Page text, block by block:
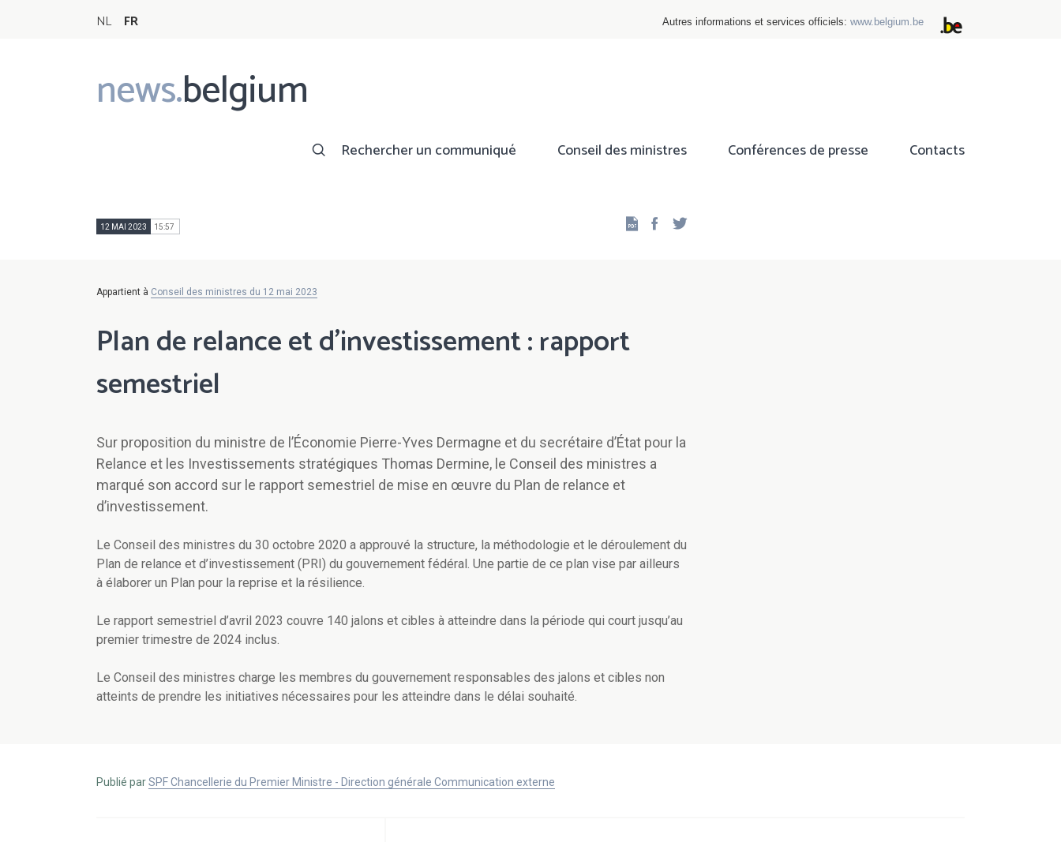
NL FR Autres informations et services officiels: www.belgium.be
news.belgium
Main
navigation
Rechercher un communiqué Conseil des ministres Conférences de presse Contacts
12 MAI 2023 15:57 Facebook
Appartient à Conseil des ministres du 12 mai 2023
Plan de relance et d’investissement : rapport
semestriel
Sur proposition du ministre de l’Économie Pierre-Yves Dermagne et du secrétaire d’État pour la
Relance et les Investissements stratégiques Thomas Dermine, le Conseil des ministres a
marqué son accord sur le rapport semestriel de mise en œuvre du Plan de relance et
d’investissement.
Le Conseil des ministres du 30 octobre 2020 a approuvé la structure, la méthodologie et le déroulement du
Plan de relance et d’investissement (PRI) du gouvernement fédéral. Une partie de ce plan vise par ailleurs
à élaborer un Plan pour la reprise et la résilience.
Le rapport semestriel d’avril 2023 couvre 140 jalons et cibles à atteindre dans la période qui court jusqu’au
premier trimestre de 2024 inclus.
Le Conseil des ministres charge les membres du gouvernement responsables des jalons et cibles non
atteints de prendre les initiatives nécessaires pour les atteindre dans le délai souhaité.
Publié parSPF Chancellerie du Premier Ministre - Direction générale Communication externe